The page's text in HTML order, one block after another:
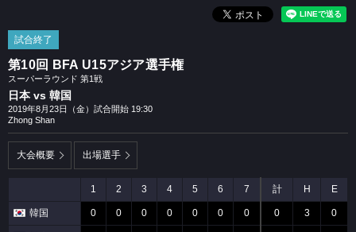
試合終了
第10回 BFA U15アジア選手権
スーパーラウンド 第1戦
日本 vs 韓国
2019年8月23日（金）試合開始 19:30
Zhong Shan
大会概要 出場選手
1 2 3 4 5 6 7 計 H E
韓国 0 0 0 0 0 0 0 0 3 0